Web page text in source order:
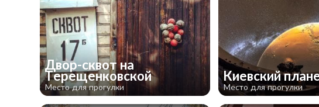
Двор-сквот на
Терещенковской
Место для прогулки
Киевский
Место для прогулки